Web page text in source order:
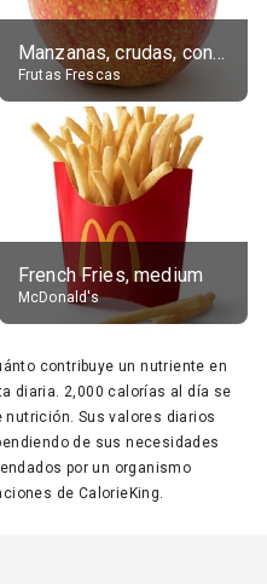
Manzanas, crudas, con piel
Frutas Frescas
French Fries, medium
McDonald's
contribuye un nutriente en
diaria. 2,000 calorías al día se
Sus valores diarios
de sus necesidades
por un organismo
de CalorieKing.